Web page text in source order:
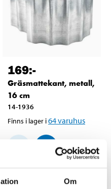
Om
169:-
Gräsmattekant, metall,
16 cm
14-1936
Finns i lager i64varuhus